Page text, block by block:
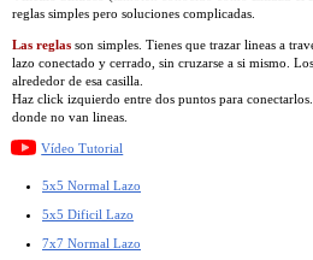
reglas simples pero soluciones complicadas.
Las reglas son simples. Tienes que trazar lineas a
lazo conectado y cerrado, sin cruzarse a si mismo.
alrededor de esa casilla.
Haz click izquierdo entre dos puntos para
donde no van lineas.
Vídeo Tutorial
5x5 Normal Lazo
5x5 Dificil Lazo
7x7 Normal Lazo